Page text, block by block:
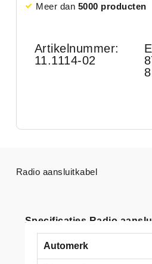
Meer dan 5000 producten
Artikelnummer:
11.1114-02
8
Specificaties Radio
Automerk
Radio aansluitkabel